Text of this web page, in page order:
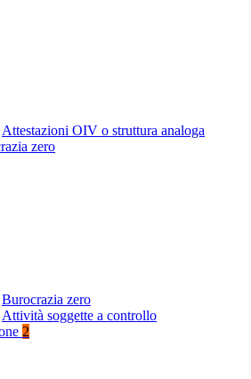
Attestazioni OIV o struttura analoga
zero
Burocrazia zero
Attività soggette a controllo
2